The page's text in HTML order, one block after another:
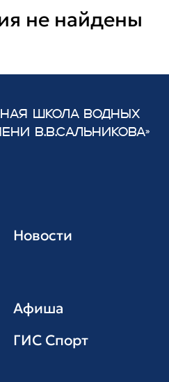
не найдены
ШКОЛА ВОДНЫХ
В.В.САЛЬНИКОВА»
Новости
Афиша
ГИС Cпорт